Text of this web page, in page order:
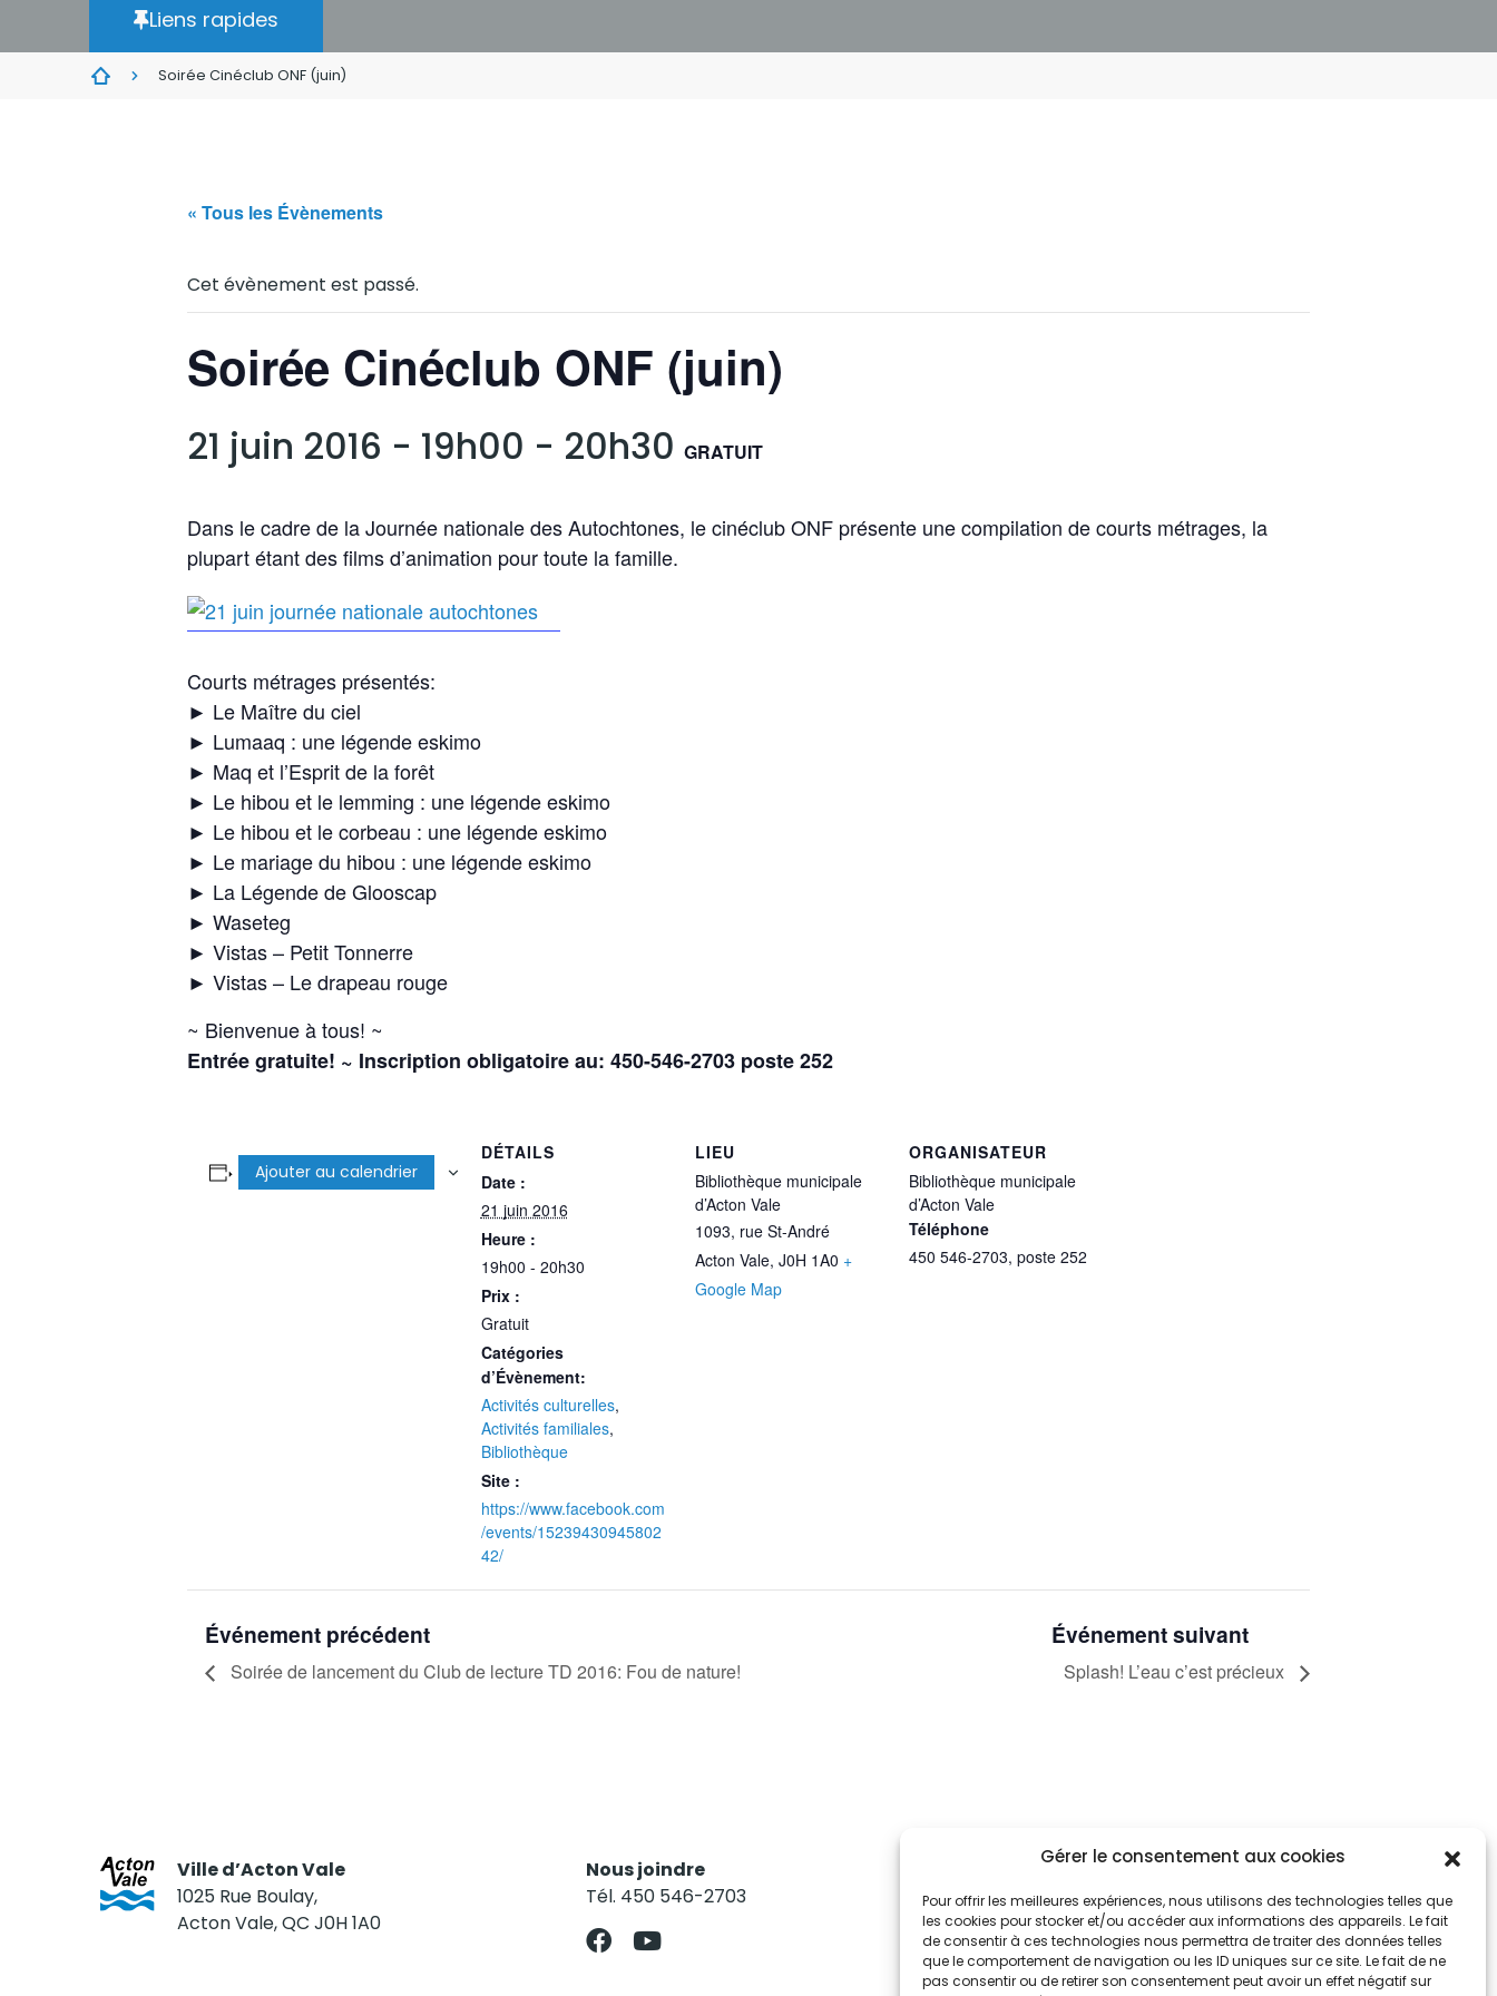
Gérer le consentement aux cookies
Pour offrir les meilleures expériences, nous utilisons des technologies telles que
les cookies pour stocker et/ou accéder aux informations des appareils. Le fait
de consentir à ces technologies nous permettra de traiter des données telles
que le comportement de navigation ou les ID uniques sur ce site. Le fait de ne
pas consentir ou de retirer son consentement peut avoir un effet négatif sur
Liens rapides
Soirée Cinéclub ONF (juin)
« Tous les Évènements
Cet évènement est passé.
Soirée Cinéclub ONF (juin)
21 juin 2016 - 19h00 - 20h30 GRATUIT
Dans le cadre de la Journée nationale des Autochtones, le cinéclub ONF présente une compilation de courts métrages, la
plupart étant des films d’animation pour toute la famille.
Courts métrages présentés:
► Le Maître du ciel
► Lumaaq : une légende eskimo
► Maq et l’Esprit de la forêt
► Le hibou et le lemming : une légende eskimo
► Le hibou et le corbeau : une légende eskimo
► Le mariage du hibou : une légende eskimo
► La Légende de Glooscap
► Waseteg
► Vistas – Petit Tonnerre
► Vistas – Le drapeau rouge
~ Bienvenue à tous! ~
Entrée gratuite! ~ Inscription obligatoire au: 450-546-2703 poste 252
Ajouter au calendrier
DÉTAILS
Date :
21 juin 2016
Heure :
19h00 - 20h30
Prix :
Gratuit
Catégories
d’Évènement:
Activités culturelles,
Activités familiales,
Bibliothèque
Site :
https://www.facebook.com
/events/15239430945802
42/
LIEU
Bibliothèque municipale
d’Acton Vale
1093, rue St-André
Acton Vale, J0H 1A0 +
Google Map
ORGANISATEUR
Bibliothèque municipale
d’Acton Vale
Téléphone
450 546-2703, poste 252
Événement précédent
Soirée de lancement du Club de lecture TD 2016: Fou de nature!
Événement suivant
Splash! L’eau c’est précieux
Ville d’Acton Vale
1025 Rue Boulay,
Acton Vale, QC J0H 1A0
Nous joindre
Tél. 450 546-2703
Restez informés
Abonnez-vous aux alertes municipales
Je m'abonne